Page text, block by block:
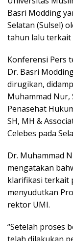
Basri Modding
Selatan (Sulsel)
tahun lalu terkait
Konferensi Pers
Dr. Basri
dirugikan,
Muhammad Nur,
Penasehat
SH, MH &
Celebes pada
Dr. Muhammad
mengatakan
klarifikasi terkait
menyudutkan
rektor UMI.
“Setelah proses
telah dilakukan